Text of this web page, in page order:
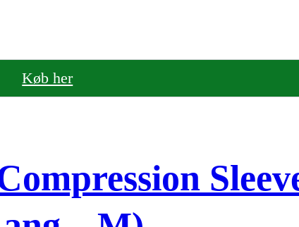
Køb her